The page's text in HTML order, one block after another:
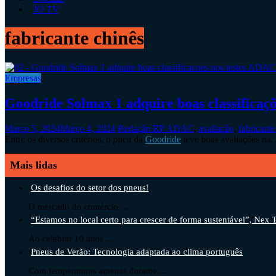
JO TV
fabricante chinês
Empresas
Goodride Solmax 1 adquire boas
Março 5, 2024Março 4, 2024 Redação RPADAC, avaliação,
Entre os diversos critérios, o pneu da Goodride teve boas avaliações
Mais lidas
Os desafios do setor dos pneus!
O mercado do comércio ...
“Estamos no local certo para crescer de forma sustentável”, Nex
Ao celebrar 10 anos ...
Pneus de Verão: Tecnologia adaptada ao clima português
Com temperaturas amenas durante ...